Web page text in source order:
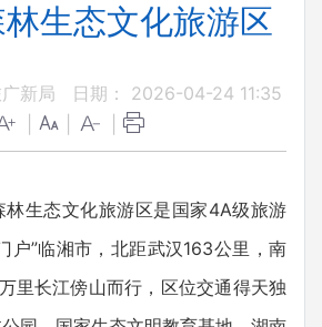
生态文化旅游区
新局
日期： 2026-04-24 11:35
生态文化旅游区是国家4A级旅游
户”临湘市，北距武汉163公里，南
里长江傍山而行，区位交通得天独